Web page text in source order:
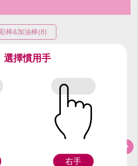
棒&加油棒(8)
編號：9305
選擇慣用手
右手